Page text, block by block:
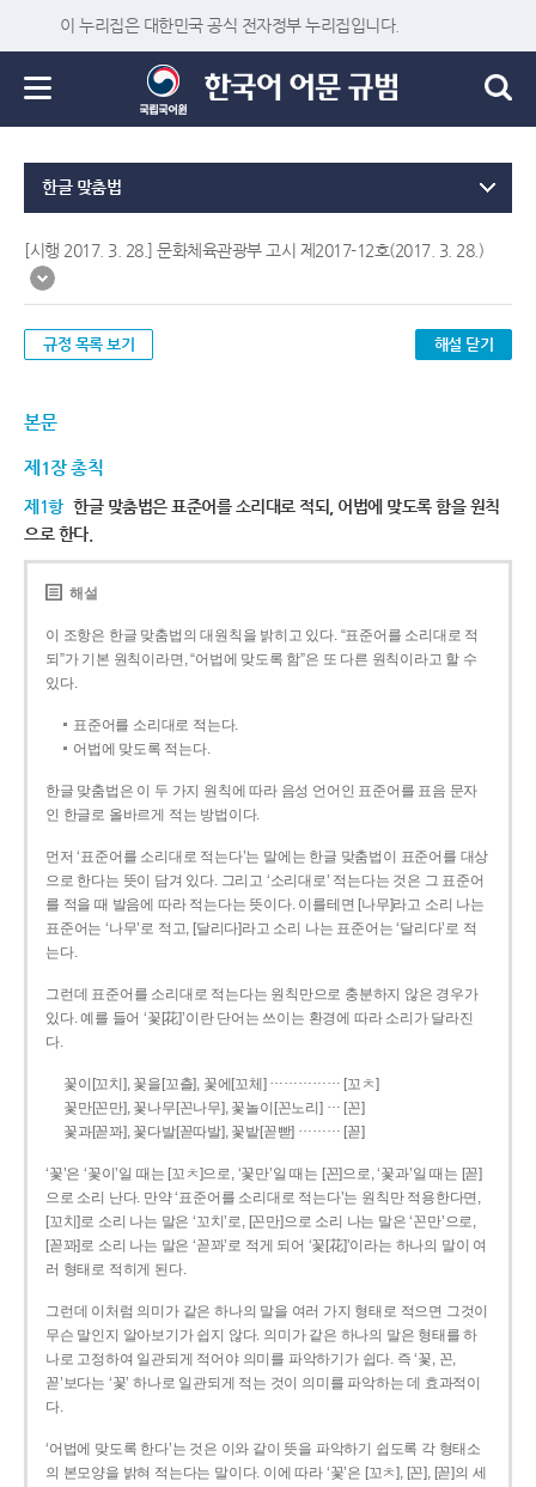
이 누리집은 대한민국 공식 전자정부 누리집입니다.
한글 맞춤법
[시행 2017. 3. 28.] 문화체육관광부 고시 제2017-12호(2017. 3. 28.)
규정 목록 보기 해설 닫기
본문
제1장 총칙
제1항 한글 맞춤법은 표준어를 소리대로 적되, 어법에 맞도록 함을 원칙
으로 한다.
해설
이 조항은 한글 맞춤법의 대원칙을 밝히고 있다. “표준어를 소리대로 적
되”가 기본 원칙이라면, “어법에 맞도록 함”은 또 다른 원칙이라고 할 수
있다.
표준어를 소리대로 적는다.
어법에 맞도록 적는다.
한글 맞춤법은 이 두 가지 원칙에 따라 음성 언어인 표준어를 표음 문자
인 한글로 올바르게 적는 방법이다.
먼저 ‘표준어를 소리대로 적는다’는 말에는 한글 맞춤법이 표준어를 대상
으로 한다는 뜻이 담겨 있다. 그리고 ‘소리대로’ 적는다는 것은 그 표준어
를 적을 때 발음에 따라 적는다는 뜻이다. 이를테면 [나무]라고 소리 나는
표준어는 ‘나무’로 적고, [달리다]라고 소리 나는 표준어는 ‘달리다’로 적
는다.
그런데 표준어를 소리대로 적는다는 원칙만으로 충분하지 않은 경우가
있다. 예를 들어 ‘꽃[花]’이란 단어는 쓰이는 환경에 따라 소리가 달라진
다.
꽃이[꼬치], 꽃을[꼬츨], 꽃에[꼬체] …………… [꼬ㅊ]
꽃만[꼰만], 꽃나무[꼰나무], 꽃놀이[꼰노리] … [꼰]
꽃과[꼳꽈], 꽃다발[꼳따발], 꽃밭[꼳빧] ……… [꼳]
‘꽃’은 ‘꽃이’일 때는 [꼬ㅊ]으로, ‘꽃만’일 때는 [꼰]으로, ‘꽃과’일 때는 [꼳]
으로 소리 난다. 만약 ‘표준어를 소리대로 적는다’는 원칙만 적용한다면,
[꼬치]로 소리 나는 말은 ‘꼬치’로, [꼰만]으로 소리 나는 말은 ‘꼰만’으로,
[꼳꽈]로 소리 나는 말은 ‘꼳꽈’로 적게 되어 ‘꽃[花]’이라는 하나의 말이 여
러 형태로 적히게 된다.
그런데 이처럼 의미가 같은 하나의 말을 여러 가지 형태로 적으면 그것이
무슨 말인지 알아보기가 쉽지 않다. 의미가 같은 하나의 말은 형태를 하
나로 고정하여 일관되게 적어야 의미를 파악하기가 쉽다. 즉 ‘꽃, 꼰,
꼳’보다는 ‘꽃’ 하나로 일관되게 적는 것이 의미를 파악하는 데 효과적이
다.
‘어법에 맞도록 한다’는 것은 이와 같이 뜻을 파악하기 쉽도록 각 형태소
의 본모양을 밝혀 적는다는 말이다. 이에 따라 ‘꽃’은 [꼬ㅊ], [꼰], [꼳]의 세